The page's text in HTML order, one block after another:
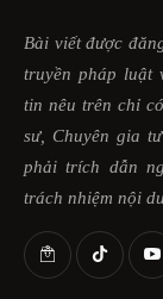
Bài viết được
truyền pháp luật
tin nêu trên chỉ
sư, Chuyên gia
phải trích dẫn
trách nhiệm nội